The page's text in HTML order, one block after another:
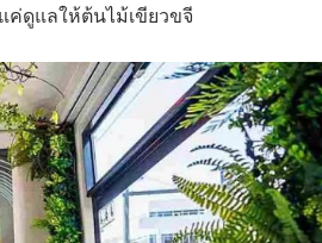
ดูแลให้ต้นไม้เขียวขจี